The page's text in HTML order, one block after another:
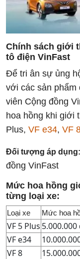
Chính sách giới
tô điện VinFast
Để tri ân sự ủng
với các sản phẩm
viên Cộng đồng
hoa hồng khi giới
Plus, VF e34, VF
Đối tượng áp dụng:
đồng VinFast
Mức hoa hồng
từng loại xe:
Loại xe Mức hoa
VF 5 Plus
VF e34
VF 8